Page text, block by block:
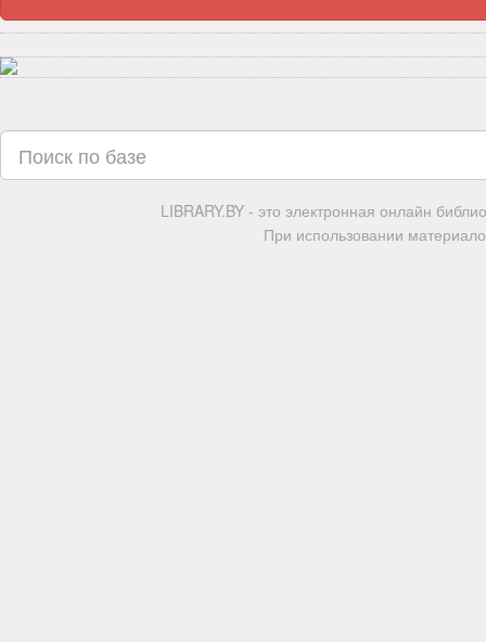
LIBRARY.BY - это электронная онлайн
При использовании